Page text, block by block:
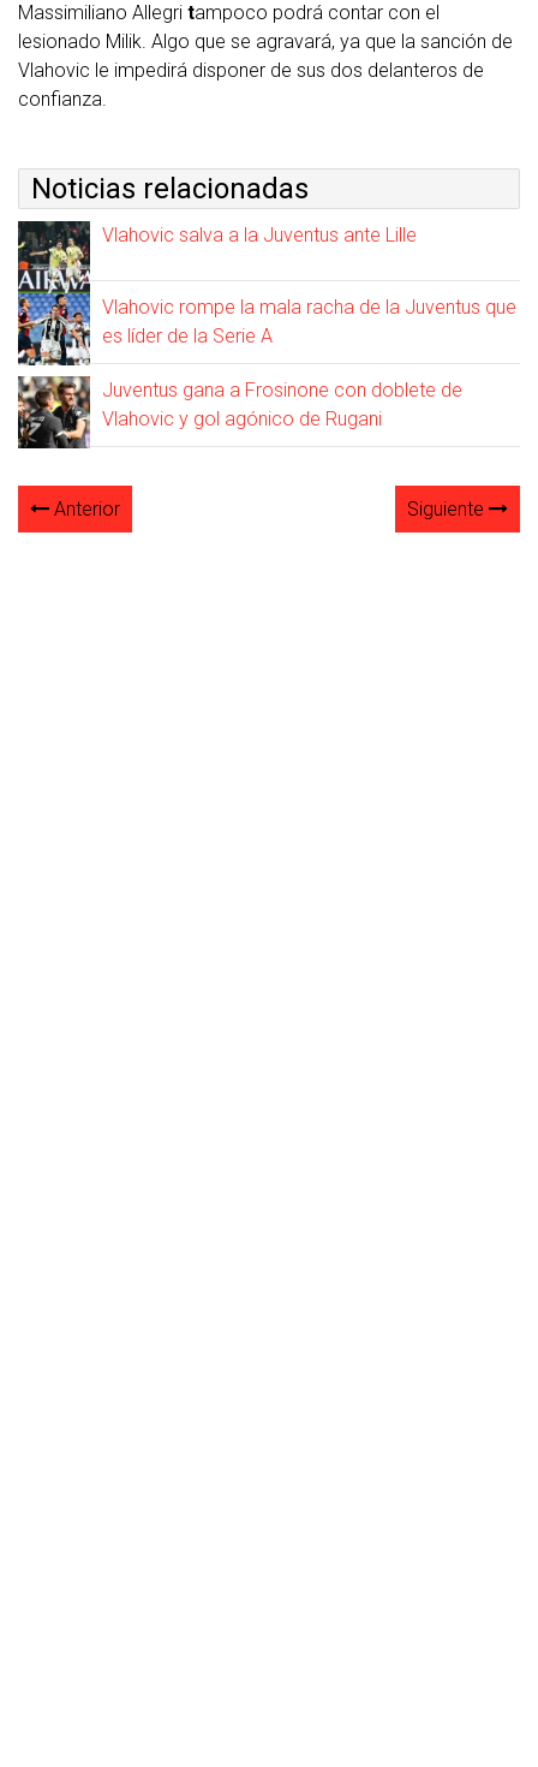
Massimiliano Allegri tampoco podrá contar con el
lesionado Milik. Algo que se agravará, ya que la sanción de
Vlahovic le impedirá disponer de sus dos delanteros de
confianza.
Noticias relacionadas
Vlahovic salva a la Juventus ante Lille
Vlahovic rompe la mala racha de la Juventus que
es líder de la Serie A
Juventus gana a Frosinone con doblete de
Vlahovic y gol agónico de Rugani
Anterior Siguiente